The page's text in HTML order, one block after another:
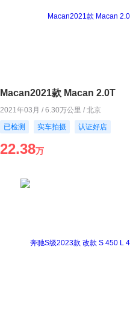
Macan2021款 Macan 2.0T
2021年03月 / 6.30万公里 / 北京
已检测
实车拍摄 认证好店
22.38万